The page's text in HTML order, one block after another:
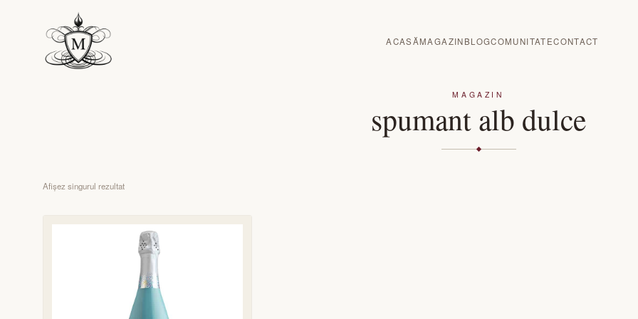
ACASĂMAGAZINBLOGCOMUNITATECONTACT
MAGAZIN
spumant alb dulce
Afișez singurul rezultat